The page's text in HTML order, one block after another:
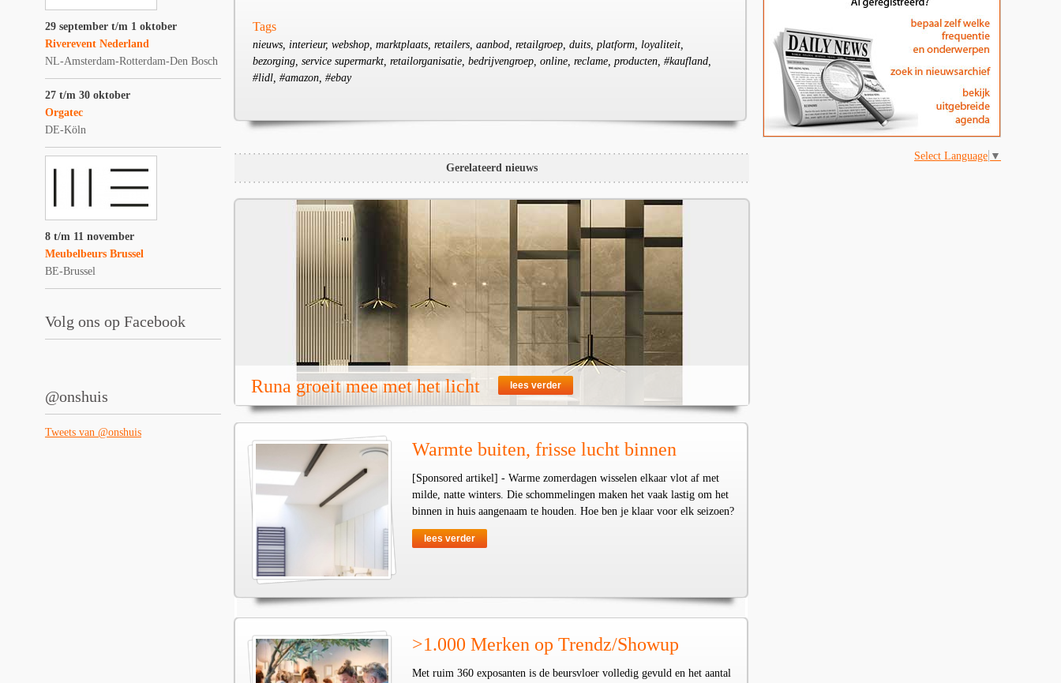
29 september t/m 1 oktober
Riverevent Nederland
NL-Amsterdam-Rotterdam-Den Bosch
27 t/m 30 oktober
Orgatec
DE-Köln
8 t/m 11 november
Meubelbeurs Brussel
BE-Brussel
Volg ons op Facebook
@onshuis
Tweets van @onshuis
Tags
nieuws, interieur, webshop, marktplaats, retailers, aanbod, retailgroep, duits, platform, loyaliteit,
bezorging, service supermarkt, retailorganisatie, bedrijvengroep, online, reclame, producten, #kaufland,
#lidl, #amazon, #ebay
Gerelateerd nieuws
Runa groeit mee met het licht lees verder
Warmte buiten, frisse lucht binnen
[Sponsored artikel] - Warme zomerdagen wisselen elkaar vlot af met
milde, natte winters. Die schommelingen maken het vaak lastig om het
binnen in huis aangenaam te houden. Hoe ben je klaar voor elk seizoen?
lees verder
>1.000 Merken op Trendz/Showup
Met ruim 360 exposanten is de beursvloer volledig gevuld en het aantal
Select Language ▼